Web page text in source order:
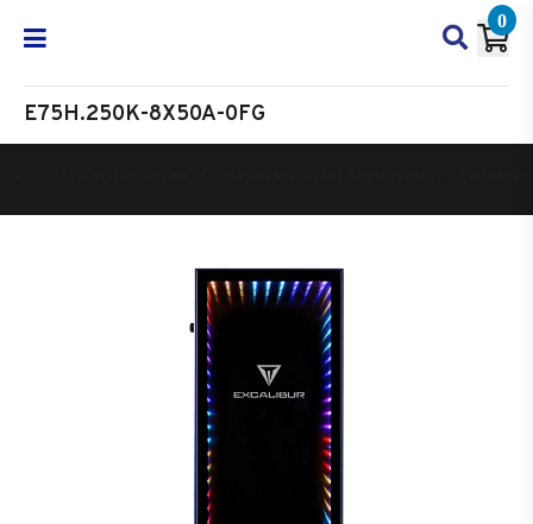
0
E75H.250K-8X50A-0FG